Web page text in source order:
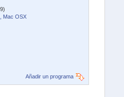
Mac OSX
Añadir un programa